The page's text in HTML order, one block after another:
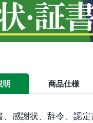
明 商品仕様
、感謝状、辞令、認定